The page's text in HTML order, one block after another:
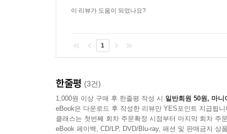
불확실성
을 기억하기 바란다.
예측
야 하는지 알아내는 과정’입니다.”
--- p.179
평사원, 취업 준비생까지 사업과 직장에 몸담고
선사한다.
이 리뷰가 도움이 되었나요?
1
한줄평 (3건)
1,000원 이상 구매 후 한줄평 작성 시 일반회원 50원, 마니
eBook은 다운로드 후 작성한 리뷰만 YES포인트 지급됩니
클래스는 첫번째 회차 주문확정 시점부터 마지막 회차 주
eBook 페이백, CD/LP, DVD/Blu-ray, 패션 및 판매금지 상